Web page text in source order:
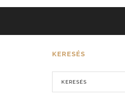
KERESÉS